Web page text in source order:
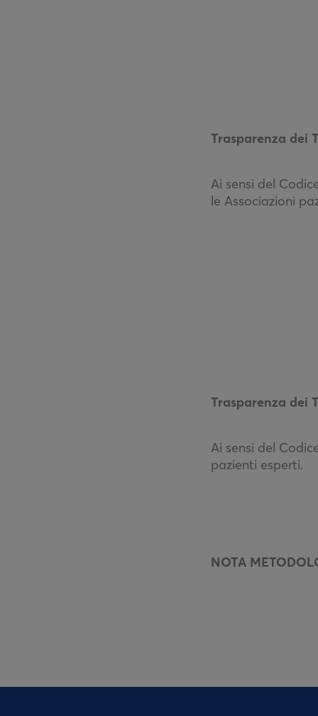
Trasparenza dei
Ai sensi del
le Associazioni
Trasparenza dei
Ai sensi del
pazienti esperti.
NOTA